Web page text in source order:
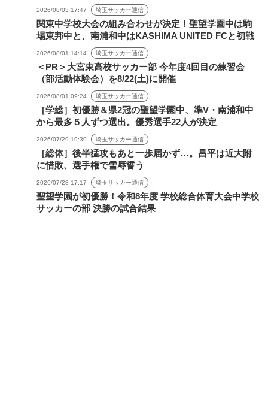
2026/08/03 17:47 埼玉サッカー通信
関東中学校大会の組み合わせが決定！聖望学園中は駒
場東邦中と、南浦和中はKASHIMA UNITED FCと初戦
2026/08/01 14:14 埼玉サッカー通信
＜PR＞大宮東高校サッカー部 今年度4回目の練習会
（部活動体験会）を8/22(土)に開催
2026/08/01 09:24 埼玉サッカー通信
［学総］初優勝＆県2冠の聖望学園中、準V・南浦和中
から最多５人ずつ選出。優秀選手22人が決定
2026/07/29 19:39 埼玉サッカー通信
［総体］後半猛攻もあと一歩届かず…。昌平は近大附
に惜敗、選手権で雪辱誓う
2026/07/28 17:17 埼玉サッカー通信
聖望学園が初優勝！令和8年度 学校総合体育大会中学校
サッカーの部 決勝の試合結果